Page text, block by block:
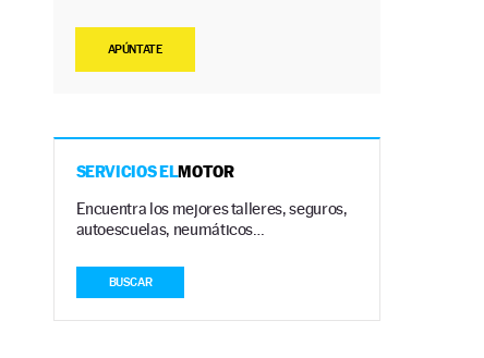
APÚNTATE
SERVICIOS ELMOTOR
Encuentra los mejores talleres, seguros,
autoescuelas, neumáticos…
BUSCAR